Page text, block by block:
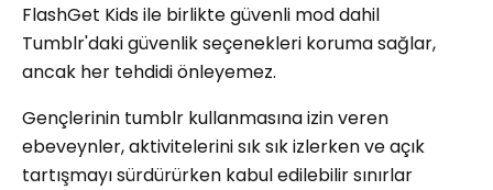
FlashGet Kids ile birlikte güvenli mod dahil
Tumblr'daki güvenlik seçenekleri koruma sağlar,
ancak her tehdidi önleyemez.
Gençlerinin tumblr kullanmasına izin veren
ebeveynler, aktivitelerini sık sık izlerken ve açık
tartışmayı sürdürürken kabul edilebilir sınırlar